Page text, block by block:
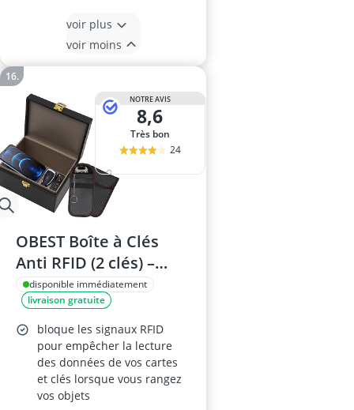
voir plus
voir moins
NOTRE AVIS
8,6
Très bon
24
OBEST Boîte à Clés
Anti RFID (2 clés) –
Plastique, Cage
Faraday, 9,3×16,2×12,3
cm
disponible immédiatement
livraison gratuite
bloque les signaux RFID
pour empêcher la lecture
des données de vos cartes
et clés lorsque vous rangez
vos objets